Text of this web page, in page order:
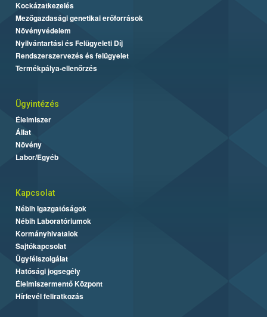
Kockázatkezelés
Mezőgazdasági genetikai erőforrások
Növényvédelem
Nyilvántartási és Felügyeleti Díj
Rendszerszervezés és felügyelet
Termékpálya-ellenőrzés
Ügyintézés
Élelmiszer
Állat
Növény
Labor/Egyéb
Kapcsolat
Nébih Igazgatóságok
Nébih Laboratóriumok
Kormányhivatalok
Sajtókapcsolat
Ügyfélszolgálat
Hatósági jogsegély
Élelmiszermentő Központ
Hírlevél feliratkozás